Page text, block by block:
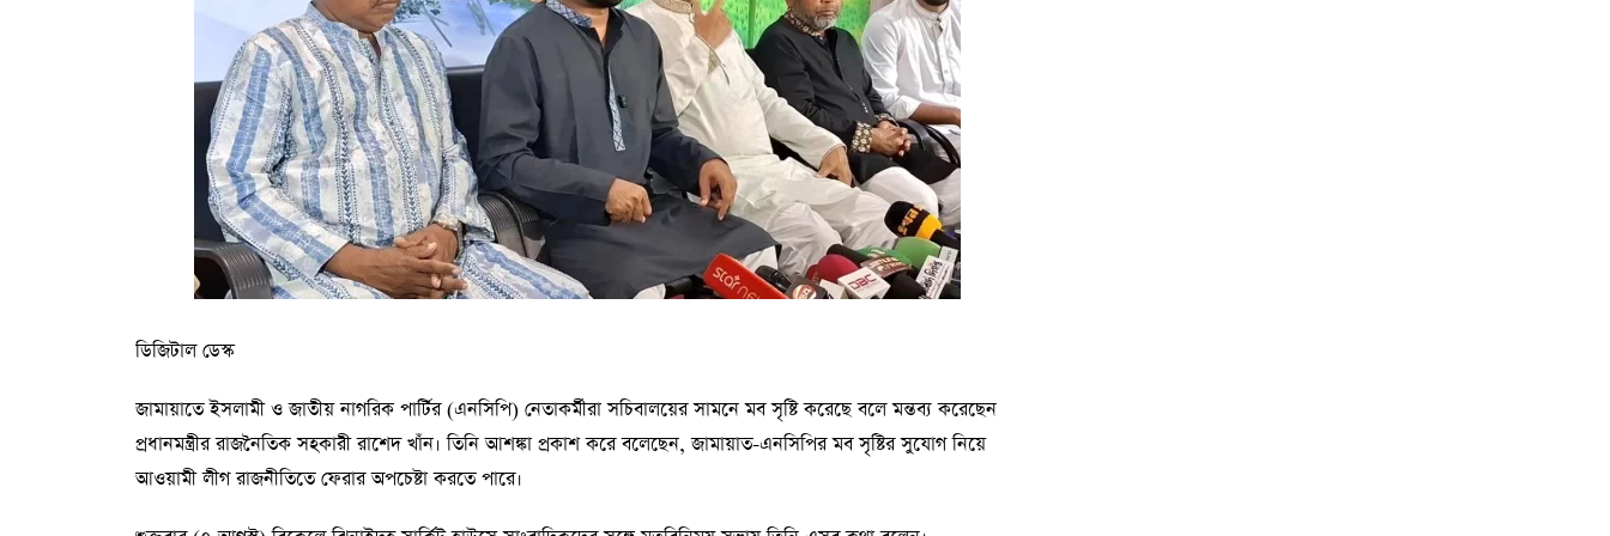
ডিজিটাল ডেস্ক
জামায়াতে ইসলামী ও জাতীয় নাগরিক পার্টির (এনসিপি) নেতাকর্মীরা সচিবালয়ের সামনে মব সৃষ্টি করেছে বলে মন্তব্য করেছেন
প্রধানমন্ত্রীর রাজনৈতিক সহকারী রাশেদ খাঁন। তিনি আশঙ্কা প্রকাশ করে বলেছেন, জামায়াত-এনসিপির মব সৃষ্টির সুযোগ নিয়ে
আওয়ামী লীগ রাজনীতিতে ফেরার অপচেষ্টা করতে পারে।